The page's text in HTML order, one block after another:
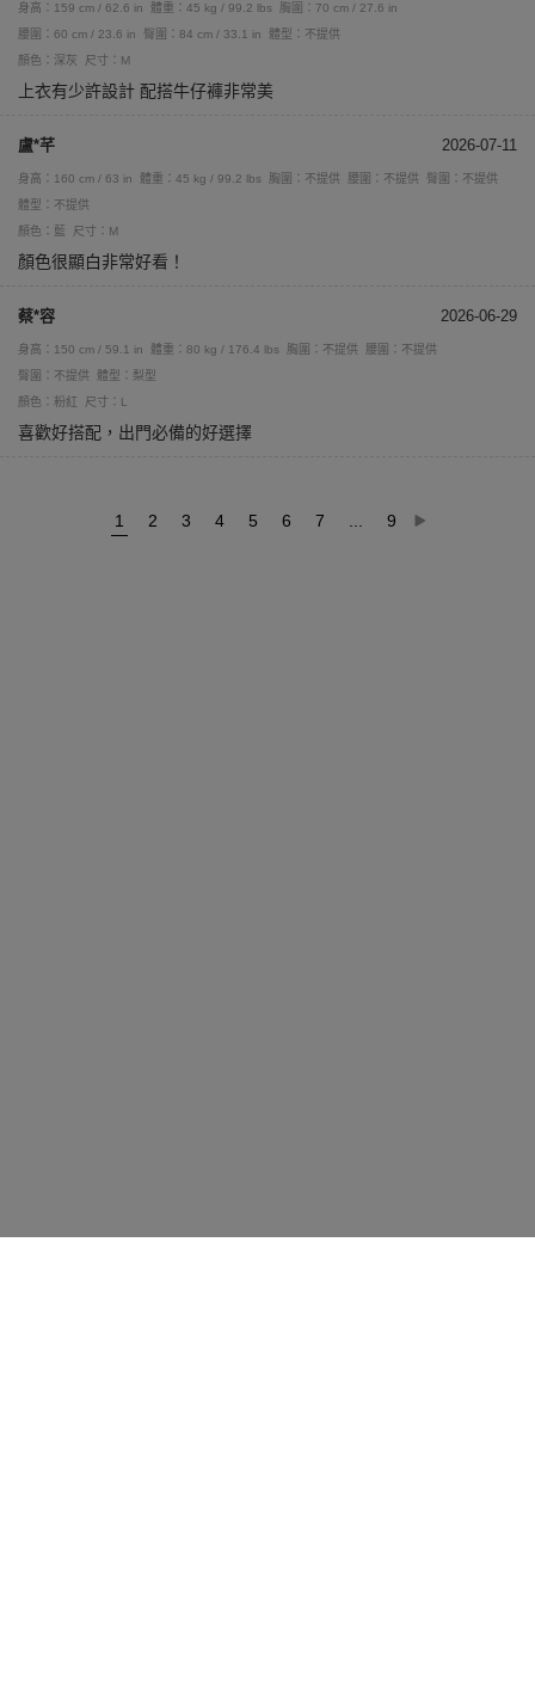
身高：159 cm / 62.6 in 體重：45 kg / 99.2 lbs
胸圍：70 cm / 27.6 in
腰圍：60 cm / 23.6 in
臀圍：84 cm / 33.1 in
體型：不提供
顏色：深灰
尺寸：M
上衣有少許設計 配搭牛仔褲非常美
盧*芊 2026-07-11
身高：160 cm / 63 in 體重：45 kg / 99.2 lbs 胸圍：不提供 腰圍：不提供
臀圍：不提供
體型：不提供
顏色：藍
尺寸：M
顏色很顯白非常好看！
蔡*容 2026-06-29
身高：150 cm / 59.1 in 體重：80 kg / 176.4 lbs 胸圍：不提供
腰圍：不提供
臀圍：不提供
體型：梨型
顏色：粉紅
尺寸：L
喜歡好搭配，出門必備的好選擇
1 2 3 4 5 6 7 ... 9